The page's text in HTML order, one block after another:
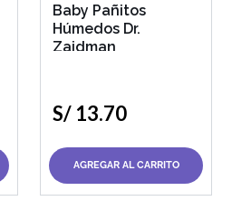
Baby Pañitos
Húmedos Dr.
Zaidman
S/ 13.70
AGREGAR AL CARRITO